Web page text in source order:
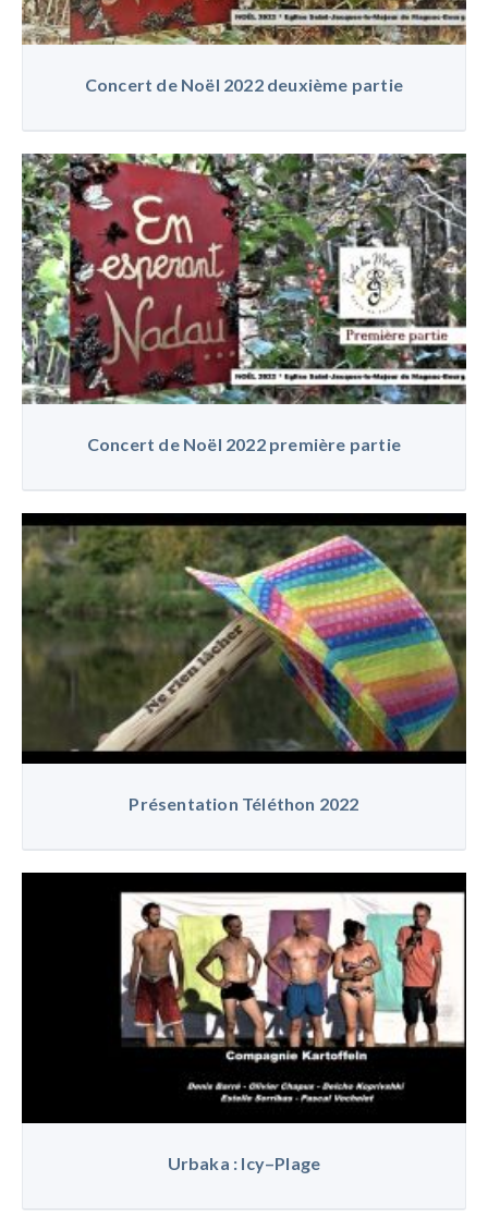
Concert de Noël 2022 deuxième partie
Concert de Noël 2022 première partie
Présentation Téléthon 2022
Urbaka : Icy–Plage